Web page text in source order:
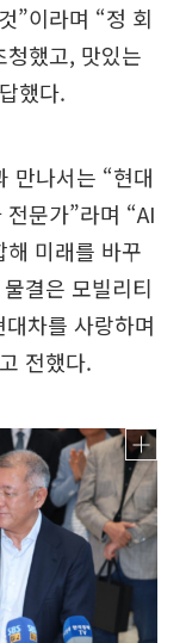
”이라며 “정 회
했고, 맛있는
했다.
만나서는 “현대
문가”라며 “AI
미래를 바꾸
결은 모빌리티
차를 사랑하며
전했다.